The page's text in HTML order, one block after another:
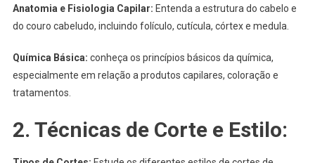
Anatomia e Fisiologia Capilar: Entenda a estrutura do cabelo e
do couro cabeludo, incluindo folículo, cutícula, córtex e medula.
Química Básica: conheça os princípios básicos da química,
especialmente em relação a produtos capilares, coloração e
tratamentos.
2. Técnicas de Corte e Estilo: